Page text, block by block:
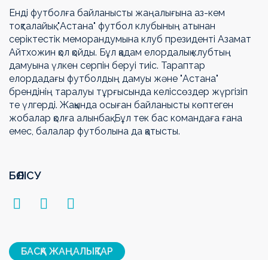
Енді футболға байланысты жаңалығына аз-кем
тоқталайық. "Астана" футбол клубының атынан
серіктестік меморандумына клуб президенті Азамат
Айтхожин қол қойды. Бұл қадам елордалық клубтың
дамуына үлкен серпін беруі тиіс. Тараптар
елордадағы футболдың дамуы және "Астана"
брендінің таралуы тұрғысында келіссөздер жүргізіп
те үлгерді. Жақында осыған байланысты көптеген
жобалар қолға алынбақ. Бұл тек бас командаға ғана
емес, балалар футболына да қатысты.
БӨЛІСУ
БАСҚА ЖАҢАЛЫҚТАР